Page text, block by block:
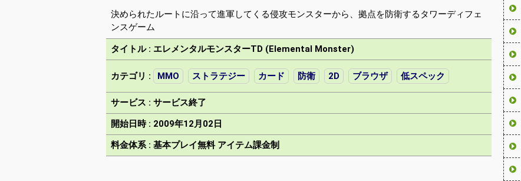
決められたルートに沿って進軍してくる侵攻モンスターから、拠点を防衛するタワーディフェ
ンスゲーム
タイトル : エレメンタルモンスターTD (Elemental Monster)
カテゴリ : MMO ストラテジー カード 防衛 2D ブラウザ 低スペック
サービス : サービス終了
開始日時 : 2009年12月02日
料金体系 : 基本プレイ無料 アイテム課金制